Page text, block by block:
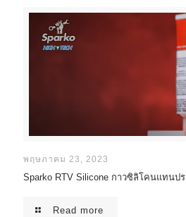
พฤษภาคม 23, 2023
Sparko RTV Silicone กาวซิลิโคนแทนปร
Read more